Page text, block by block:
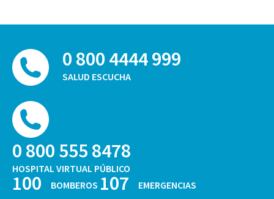
0 800 4444 999
SALUD ESCUCHA
0 800 555 8478
HOSPITAL VIRTUAL PÚBLICO
100 BOMBEROS 107 EMERGENCIAS